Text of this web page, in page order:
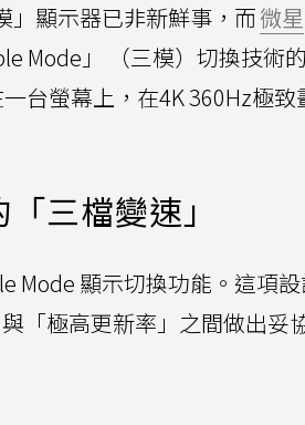
」顯示器已非新鮮事，而微星
Mode」 （三模）切換技術
台螢幕上，在4K 360Hz極致
三檔變速」
Mode 顯示切換功能。這項
「極高更新率」之間做出妥